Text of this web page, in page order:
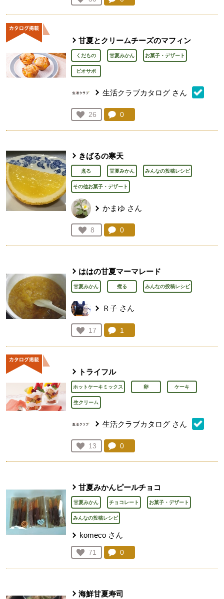
人が登録
甘夏とクリームチーズのマフィン
くだもの 甘夏みかん お菓子・デザート
ビオサポ
生活クラブカタログ さん
お気に入り登録：
26
人が登録
コメント：
0
きばるの寒天
煮る 甘夏みかん みんなの投稿レシピ
その他お菓子・デザート
かまゆ さん
お気に入り登録：
8
人が登録
コメント：
0
ははの甘夏マーマレード
甘夏みかん 煮る みんなの投稿レシピ
Ｒ子 さん
お気に入り登録：
17
人が登録
コメント：
1
トライフル
ホットケーキミックス 卵 ケーキ
生クリーム
生活クラブカタログ さん
お気に入り登録：
13
人が登録
コメント：
0
甘夏みかんピールチョコ
甘夏みかん チョコレート お菓子・デザート
みんなの投稿レシピ
komeco さん
お気に入り登録：
71
人が登録
コメント：
0
海鮮甘夏寿司